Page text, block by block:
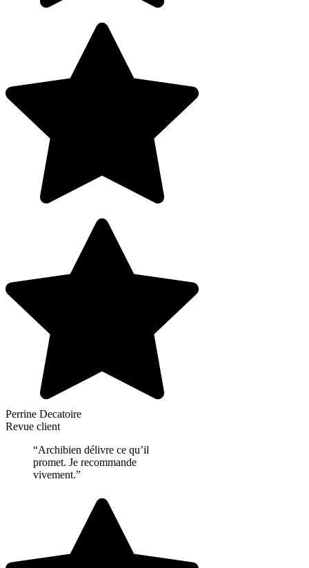
Perrine Decatoire
Revue client
“Archibien délivre ce qu’il
promet. Je recommande
vivement.”